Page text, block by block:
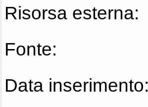
Risorsa esterna:
Fonte:
Data inserimento: